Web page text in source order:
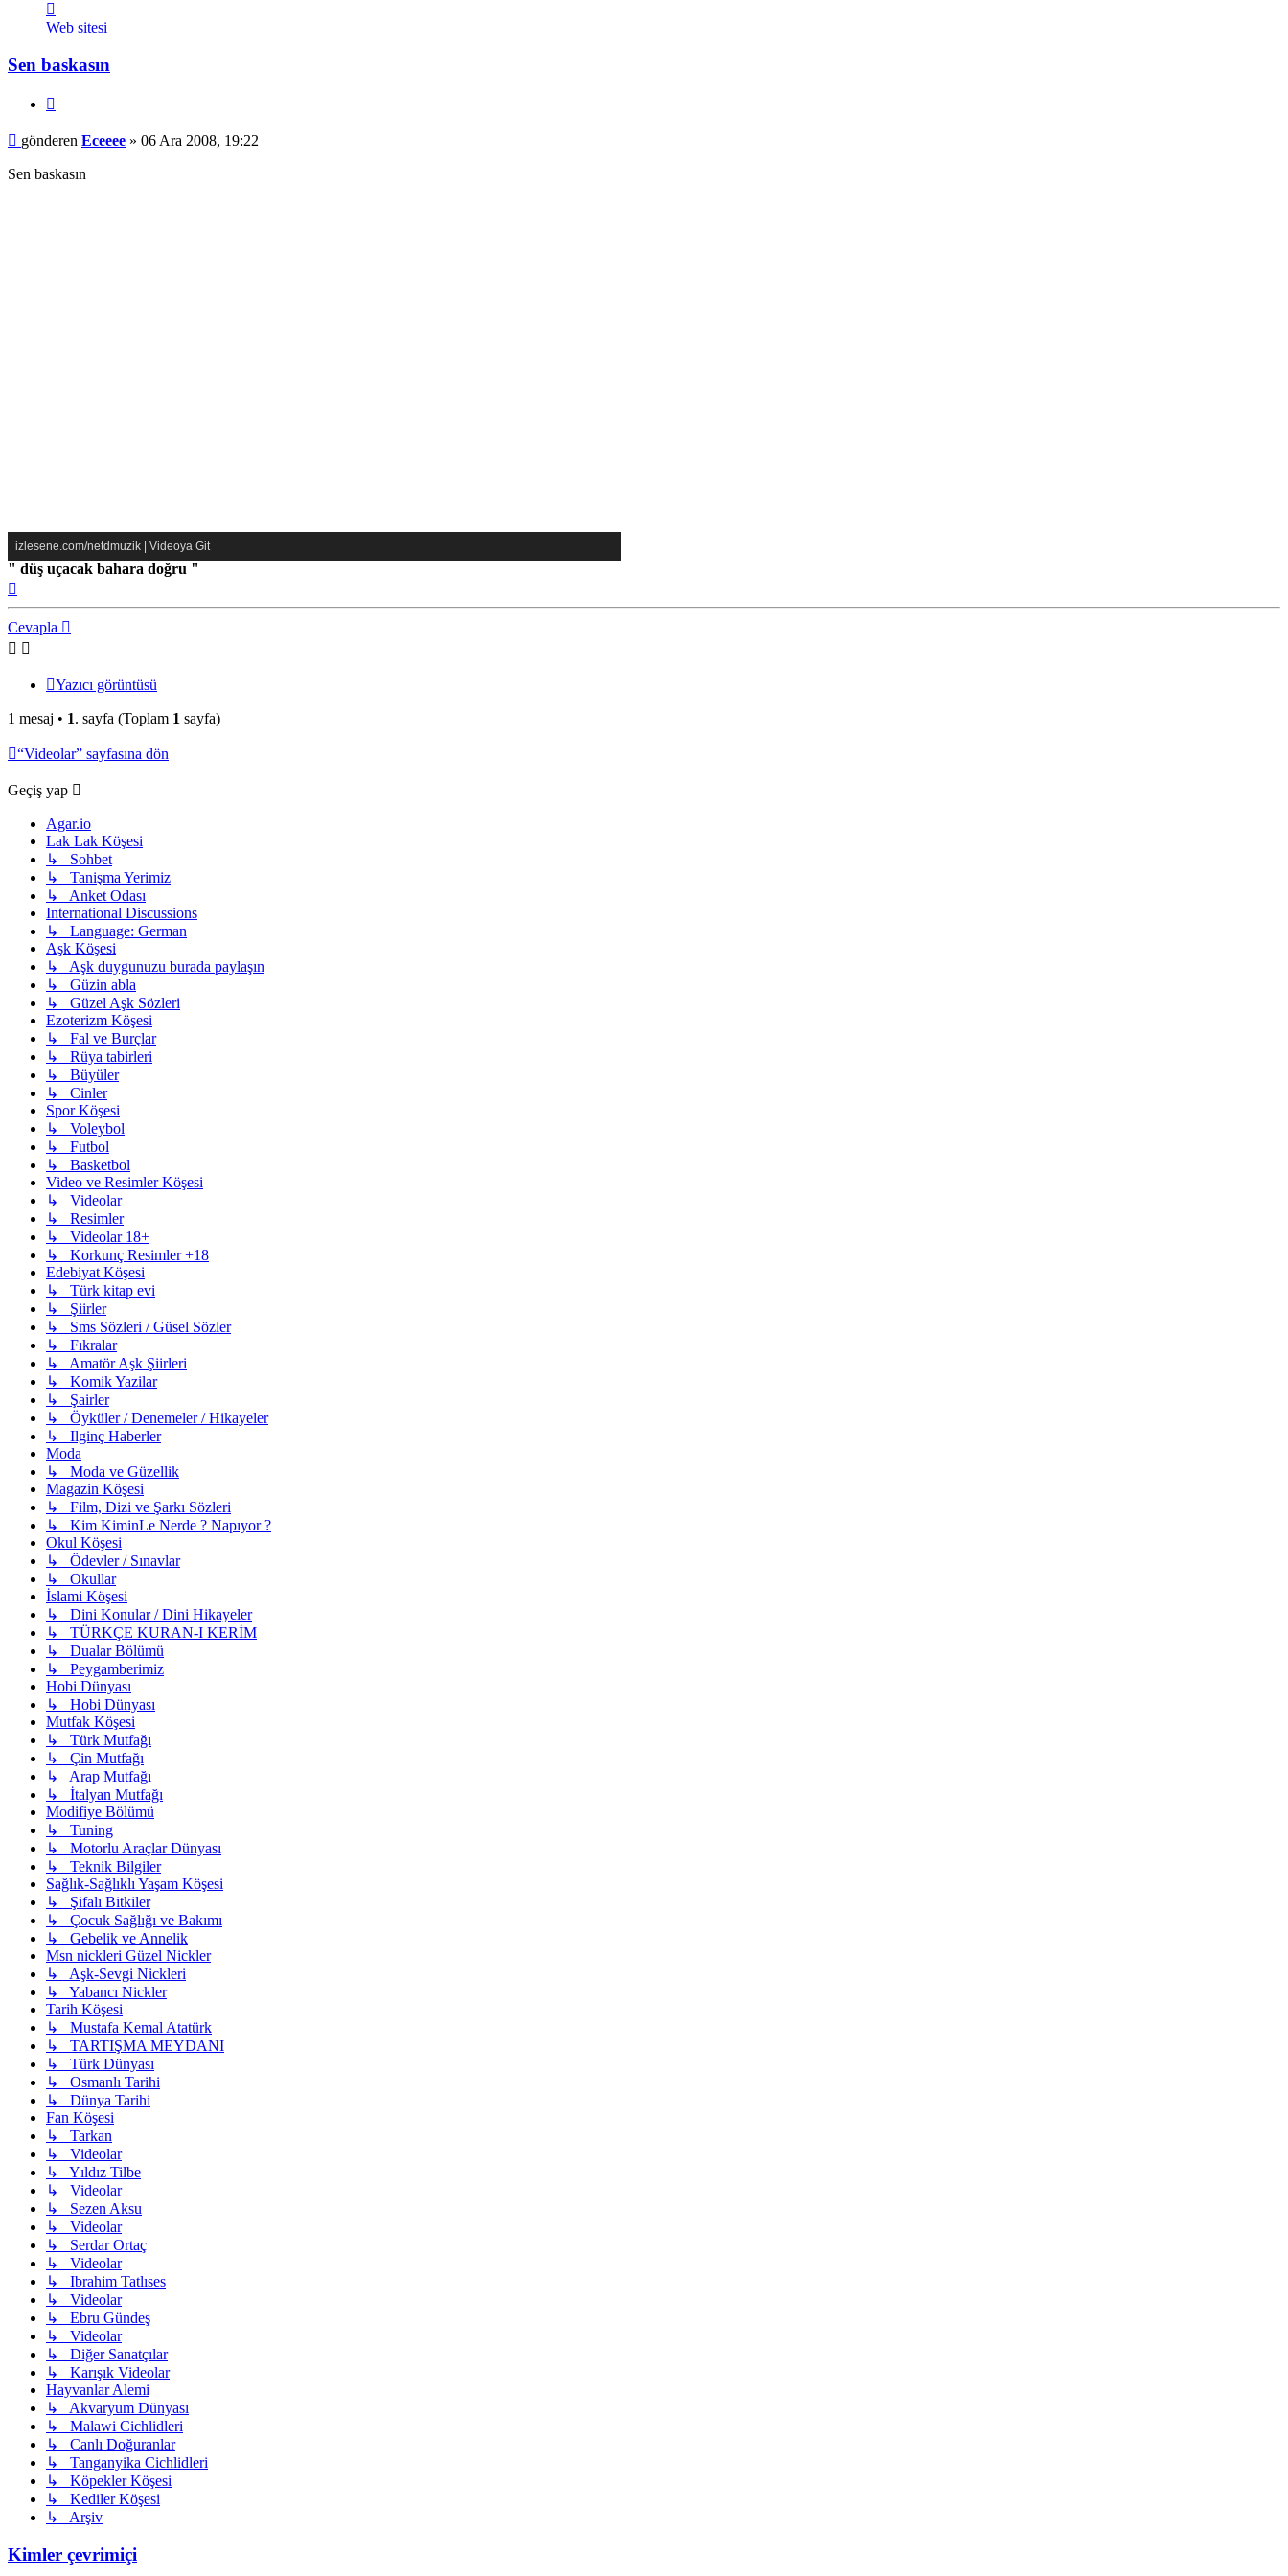
Eceeee
Web sitesi
Sen baskasın
Mesaj
gönderen Eceeee » 06 Ara 2008, 19:22
Sen baskasın
izlesene.com/netdmuzik Videoya Git
" düş uçacak bahara doğru "
Cevapla
Yazıcı görüntüsü
1 mesaj • 1. sayfa (Toplam 1 sayfa)
“Videolar” sayfasına dön
Geçiş yap
Agar.io
Lak Lak Köşesi
↳ Sohbet
↳ Tanişma Yerimiz
↳ Anket Odası
International Discussions
↳ Language: German
Aşk Köşesi
↳ Aşk duygunuzu burada paylaşın
↳ Güzin abla
↳ Güzel Aşk Sözleri
Ezoterizm Köşesi
↳ Fal ve Burçlar
↳ Rüya tabirleri
↳ Büyüler
↳ Cinler
Spor Köşesi
↳ Voleybol
↳ Futbol
↳ Basketbol
Video ve Resimler Köşesi
↳ Videolar
↳ Resimler
↳ Videolar 18+
↳ Korkunç Resimler +18
Edebiyat Köşesi
↳ Türk kitap evi
↳ Şiirler
↳ Sms Sözleri / Güsel Sözler
↳ Fıkralar
↳ Amatör Aşk Şiirleri
↳ Komik Yazilar
↳ Şairler
↳ Öyküler / Denemeler / Hikayeler
↳ Ilginç Haberler
Moda
↳ Moda ve Güzellik
Magazin Köşesi
↳ Film, Dizi ve Şarkı Sözleri
↳ Kim KiminLe Nerde ? Napıyor ?
Okul Köşesi
↳ Ödevler / Sınavlar
↳ Okullar
İslami Köşesi
↳ Dini Konular / Dini Hikayeler
↳ TÜRKÇE KURAN-I KERİM
↳ Dualar Bölümü
↳ Peygamberimiz
Hobi Dünyası
↳ Hobi Dünyası
Mutfak Köşesi
↳ Türk Mutfağı
↳ Çin Mutfağı
↳ Arap Mutfağı
↳ İtalyan Mutfağı
Modifiye Bölümü
↳ Tuning
↳ Motorlu Araçlar Dünyası
↳ Teknik Bilgiler
Sağlık-Sağlıklı Yaşam Köşesi
↳ Şifalı Bitkiler
↳ Çocuk Sağlığı ve Bakımı
↳ Gebelik ve Annelik
Msn nickleri Güzel Nickler
↳ Aşk-Sevgi Nickleri
↳ Yabancı Nickler
Tarih Köşesi
↳ Mustafa Kemal Atatürk
↳ TARTIŞMA MEYDANI
↳ Türk Dünyası
↳ Osmanlı Tarihi
↳ Dünya Tarihi
Fan Köşesi
↳ Tarkan
↳ Videolar
↳ Yıldız Tilbe
↳ Videolar
↳ Sezen Aksu
↳ Videolar
↳ Serdar Ortaç
↳ Videolar
↳ Ibrahim Tatlıses
↳ Videolar
↳ Ebru Gündeş
↳ Videolar
↳ Diğer Sanatçılar
↳ Karışık Videolar
Hayvanlar Alemi
↳ Akvaryum Dünyası
↳ Malawi Cichlidleri
↳ Canlı Doğuranlar
↳ Tanganyika Cichlidleri
↳ Köpekler Köşesi
↳ Kediler Köşesi
↳ Arşiv
Kimler çevrimiçi